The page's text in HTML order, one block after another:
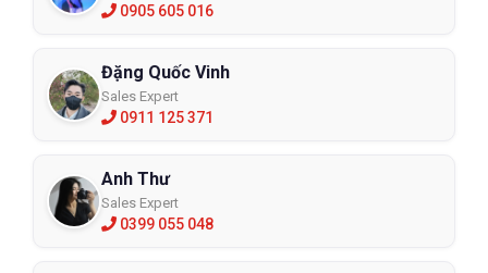
0905 605 016
Đặng Quốc Vinh
Sales Expert
0911 125 371
Anh Thư
Sales Expert
0399 055 048